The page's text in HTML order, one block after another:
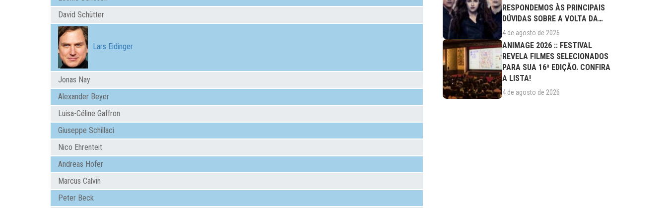
David Schütter
Lars Eidinger
Jonas Nay
Alexander Beyer
Luisa-Céline Gaffron
Giuseppe Schillaci
Nico Ehrenteit
Andreas Hofer
Marcus Calvin
Peter Beck
RESPONDEMOS ÀS PRINCIPAIS
DÚVIDAS SOBRE A VOLTA DA
SAGA AOS CINEMAS
4 de agosto de 2026
ANIMAGE 2026 :: FESTIVAL
REVELA FILMES SELECIONADOS
PARA SUA 16ª EDIÇÃO. CONFIRA
A LISTA!
4 de agosto de 2026